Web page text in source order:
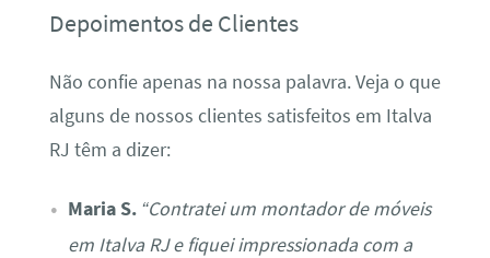
Depoimentos de Clientes
Não confie apenas na nossa palavra. Veja o que
alguns de nossos clientes satisfeitos em Italva
RJ têm a dizer:
Maria S. “Contratei um montador de móveis
em Italva RJ e fiquei impressionada com a